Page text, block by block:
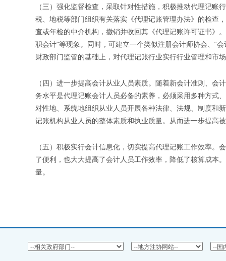
（三）强化监督检查，采取针对性措施，积极推动代理记
税、地税等部门组织有关落实《代理记账管理办法》的检查
查或年检的中介机构，撤销并收回其《代理记账许可证书》
职会计"等现象。同时，可建立一个类似注册会计师协会、“
财政部门监管的基础上，对代理记账行业实行行业管理和市
（四）进一步提高会计从业人员素质。随着新会计准则、
务水平是代理记账会计人员必备的素养，必须采用多种方式
对性地、系统地组织从业人员开展各种法律、法规、制度和
记账机构从业人员的整体素质和执业质量。从而进一步提高
（五）积极实行会计信息化，切实提高代理记账工作效率
了便利，也大大提高了会计人员工作效率，降低了核算成本
量。